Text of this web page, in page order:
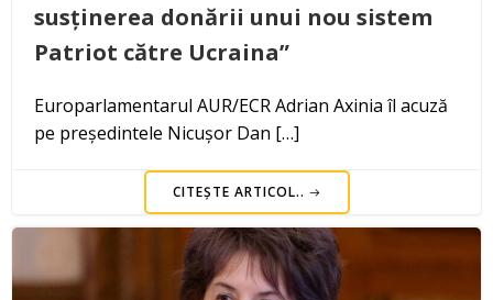
susținerea donării unui nou sistem
Patriot către Ucraina”
Europarlamentarul AUR/ECR Adrian Axinia îl acuză
pe președintele Nicușor Dan […]
CITEȘTE ARTICOL..